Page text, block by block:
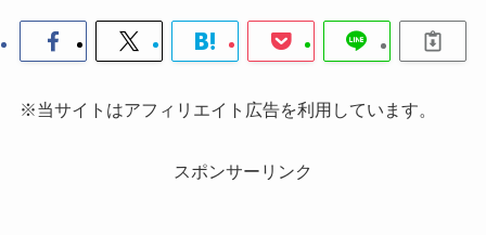
※当サイトはアフィリエイト広告を利用しています。
スポンサーリンク